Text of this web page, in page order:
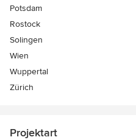
Potsdam
Rostock
Solingen
Wien
Wuppertal
Zürich
Projektart